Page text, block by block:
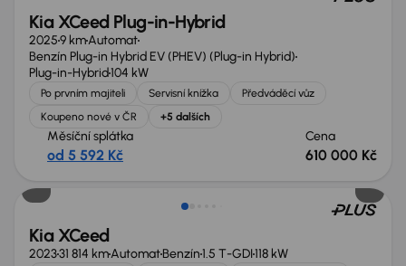
Kia XCeed Plug-in-Hybrid
20259 kmAutomat
Benzín Plug-in Hybrid EV (PHEV) (Plug-in Hybrid)
Plug-in-Hybrid104 kW
Po prvním majiteli Servisní knížka
Předváděcí vůz
Koupeno nové v ČR
+5 dalších
Měsíční splátka
od 5 592 Kč
Cena
610 000 Kč
Zlevněno o 70 000 Kč
Kia XCeed
202331 814 kmAutomatBenzín1.5 T-GDI118 kW